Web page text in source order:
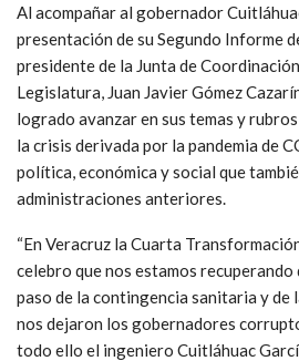
Al acompañar al gobernador
presentación de su Segundo Informe
presidente de la Junta de
Legislatura, Juan Javier Gómez
logrado avanzar en sus temas y
la crisis derivada por la pandemia de
política, económica y social que
administraciones anteriores.
“En Veracruz la Cuarta
celebro que nos estamos
paso de la contingencia sanitaria y de
nos dejaron los gobernadores
todo ello el ingeniero Cuitláhuac